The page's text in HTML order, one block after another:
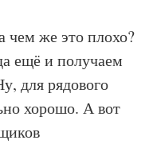
чем же это плохо?
ещё и получаем
для рядового
хорошо. А вот